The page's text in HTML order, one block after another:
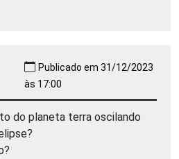
Publicado em 31/12/2023
às 17:00
do planeta terra oscilando